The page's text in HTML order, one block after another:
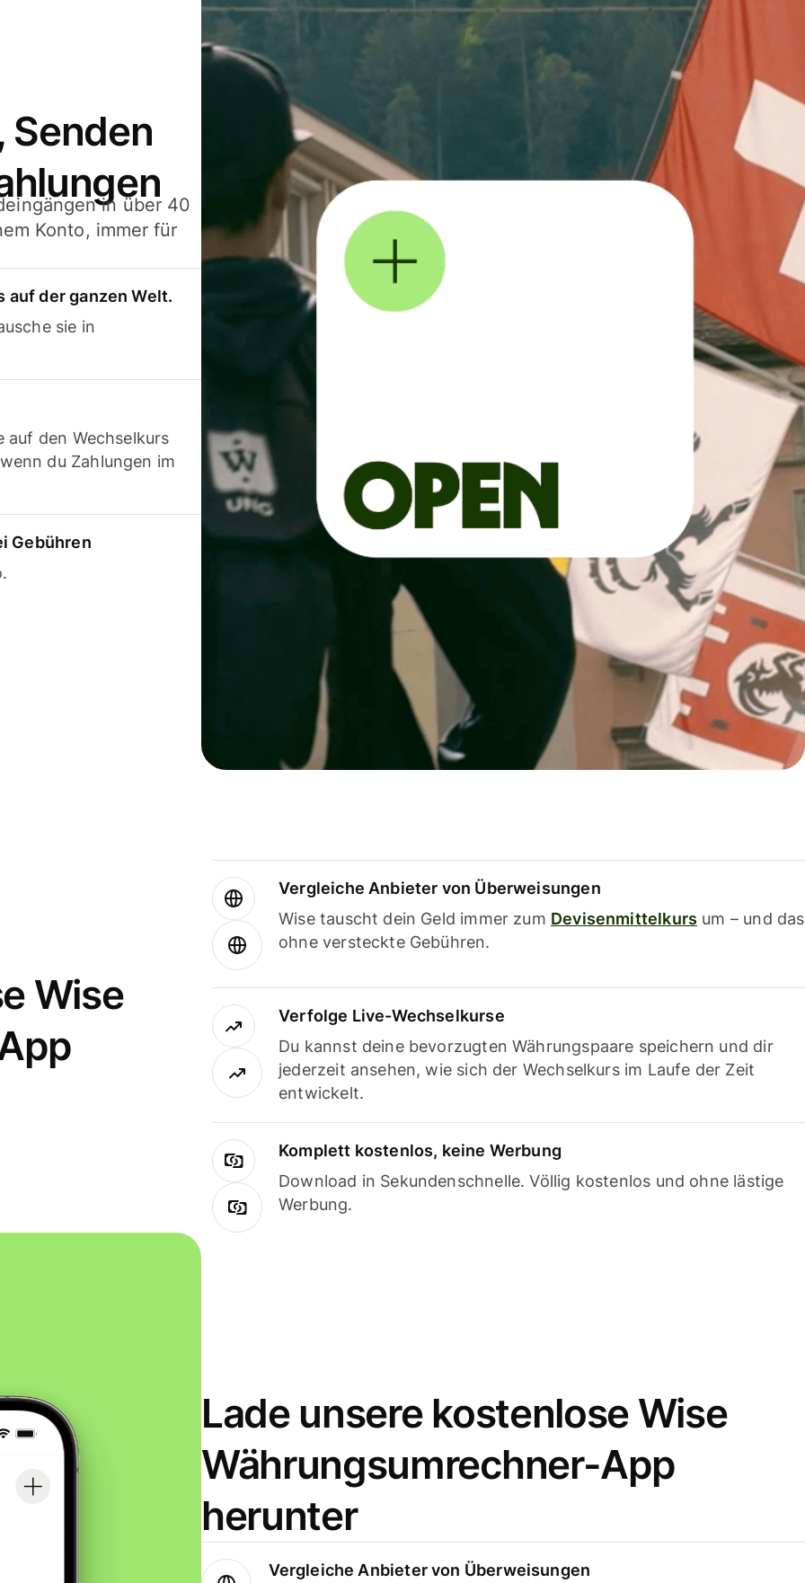
Senden
in über 40
Konto, immer für
auf der ganzen Welt.
sie in
auf den Wechselkurs
du Zahlungen im
Gebühren
Wise
Vergleiche Anbieter von Überweisungen
Wise tauscht dein Geld immer zum Devisenmittelkurs um – und das
ohne versteckte Gebühren.
Verfolge Live-Wechselkurse
Du kannst deine bevorzugten Währungspaare speichern und dir
jederzeit ansehen, wie sich der Wechselkurs im Laufe der Zeit
entwickelt.
Komplett kostenlos, keine Werbung
Download in Sekundenschnelle. Völlig kostenlos und ohne lästige
Werbung.
Lade unsere kostenlose Wise
Währungsumrechner-App
herunter
Vergleiche Anbieter von Überweisungen